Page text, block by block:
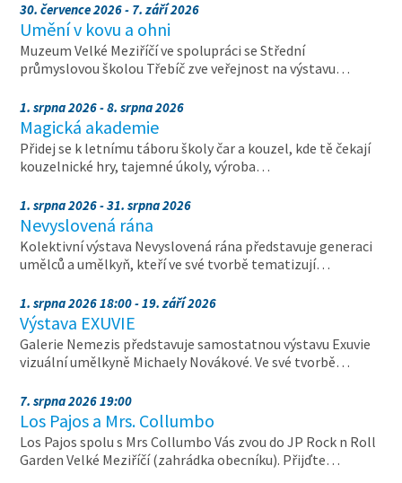
30. července 2026 - 7. září 2026
Umění v kovu a ohni
Muzeum Velké Meziříčí ve spolupráci se Střední
průmyslovou školou Třebíč zve veřejnost na výstavu…
1. srpna 2026 - 8. srpna 2026
Magická akademie
Přidej se k letnímu táboru školy čar a kouzel, kde tě čekají
kouzelnické hry, tajemné úkoly, výroba…
1. srpna 2026 - 31. srpna 2026
Nevyslovená rána
Kolektivní výstava Nevyslovená rána představuje generaci
umělců a umělkyň, kteří ve své tvorbě tematizují…
1. srpna 2026 18:00 - 19. září 2026
Výstava EXUVIE
Galerie Nemezis představuje samostatnou výstavu Exuvie
vizuální umělkyně Michaely Novákové. Ve své tvorbě…
7. srpna 2026 19:00
Los Pajos a Mrs. Collumbo
Los Pajos spolu s Mrs Collumbo Vás zvou do JP Rock n Roll
Garden Velké Meziříčí (zahrádka obecníku). Přijďte…